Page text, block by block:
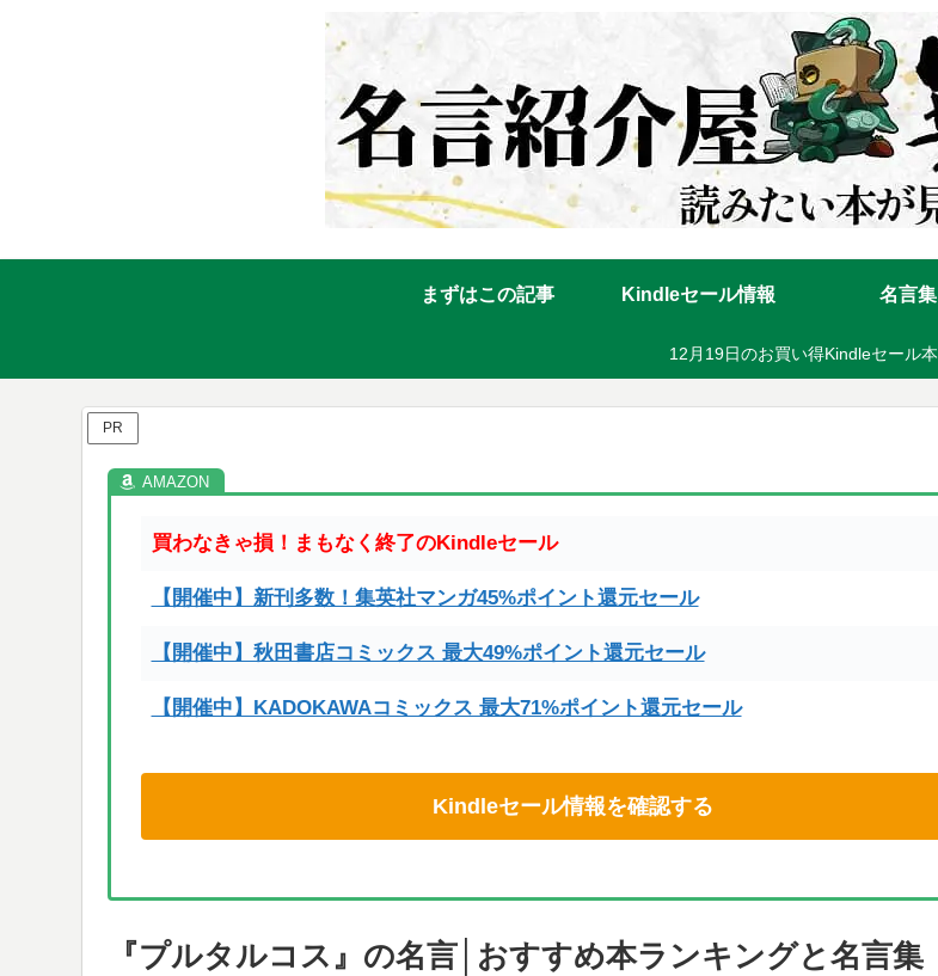
まずはこの記事 Kindleセール情報 名言集
12月19日のお買い得Kindleセール本
PR
買わなきゃ損！まもなく終了のKindleセール
【開催中】新刊多数！集英社マンガ45%ポイント還元セール
【開催中】秋田書店コミックス 最大49%ポイント還元セール
【開催中】KADOKAWAコミックス 最大71%ポイント還元セール
Kindleセール情報を確認する
『プルタルコス』の名言│おすすめ本ランキングと名言集